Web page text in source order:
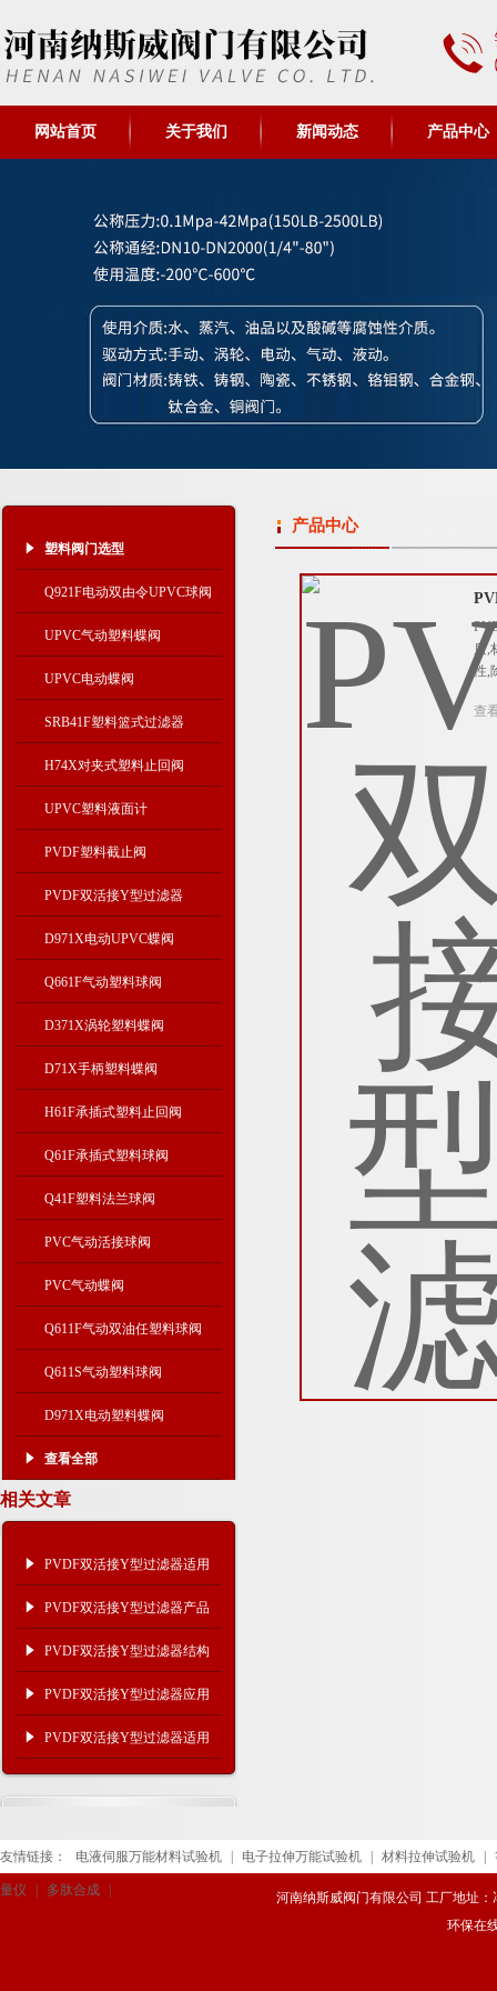
网站首页 关于我们 新闻动态 产品中心
塑料阀门选型
Q921F电动双由令UPVC球阀
UPVC气动塑料蝶阀
UPVC电动蝶阀
SRB41F塑料篮式过滤器
H74X对夹式塑料止回阀
UPVC塑料液面计
PVDF塑料截止阀
PVDF双活接Y型过滤器
D971X电动UPVC蝶阀
Q661F气动塑料球阀
D371X涡轮塑料蝶阀
D71X手柄塑料蝶阀
H61F承插式塑料止回阀
Q61F承插式塑料球阀
Q41F塑料法兰球阀
PVC气动活接球阀
PVC气动蝶阀
Q611F气动双油任塑料球阀
Q611S气动塑料球阀
D971X电动塑料蝶阀
查看全部
相关文章
PVDF双活接Y型过滤器适用
介质及规格尺寸
PVDF双活接Y型过滤器产品
结构及应用
PVDF双活接Y型过滤器结构
尺寸
PVDF双活接Y型过滤器应用
广泛
PVDF双活接Y型过滤器适用
范围
产品中心
质,
性,
查
友情链接： 电液伺服万能材料试验机 电子拉伸万能试验机 材料拉伸试验机
量仪 多肽合成
河南纳斯威阀门有限公司 工厂地址：
环保在